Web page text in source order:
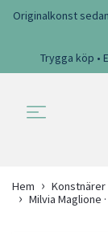
Originalkonst
Trygga köp •
Hem Konstnärer
Milvia Maglione